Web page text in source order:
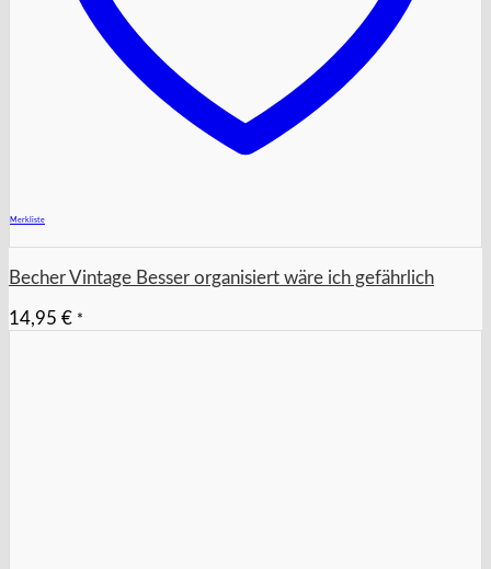
Merkliste
Becher Vintage Besser organisiert wäre ich gefährlich
14,95 € *